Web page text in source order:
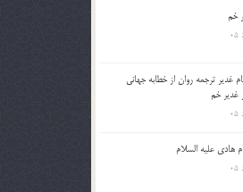
خم
غدیر ترجمه روان از خطابه جهانی
غدیر خم
هادی علیه السلام